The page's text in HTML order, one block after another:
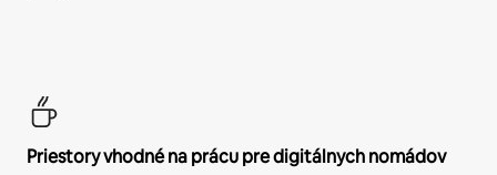
Priestory vhodné na prácu pre digitálnych nomádov